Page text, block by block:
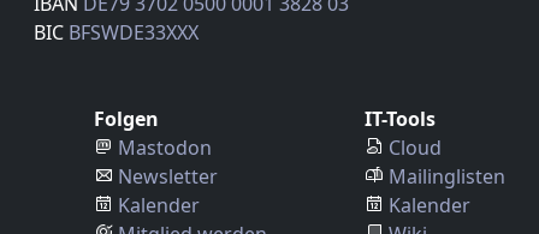
BIC BFSWDE33XXX
Folgen
Mastodon
Newsletter
Kalender
IT-Tools
Cloud
Mailinglisten
Kalender